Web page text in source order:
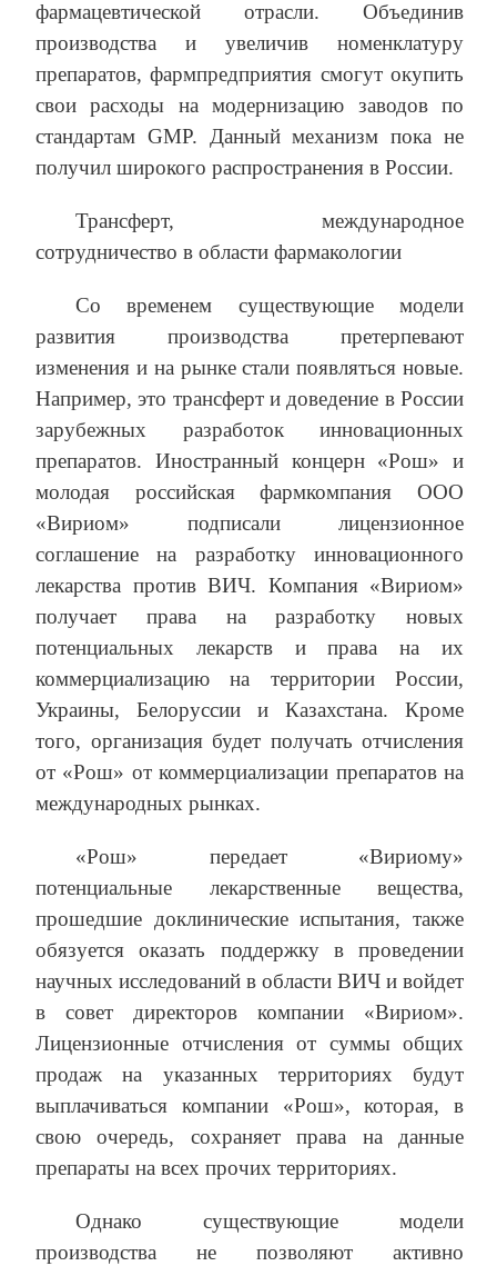
фармацевтической отрасли. Объединив
производства и увеличив номенклатуру
препаратов, фармпредприятия смогут окупить
свои расходы на модернизацию заводов по
стандартам GMP. Данный механизм пока не
получил широкого распространения в России.
Трансферт, международное
сотрудничество в области фармакологии
Со временем существующие модели
развития производства претерпевают
изменения и на рынке стали появляться новые.
Например, это трансферт и доведение в России
зарубежных разработок инновационных
препаратов. Иностранный концерн «Рош» и
молодая российская фармкомпания ООО
«Вириом» подписали лицензионное
соглашение на разработку инновационного
лекарства против ВИЧ. Компания «Вириом»
получает права на разработку новых
потенциальных лекарств и права на их
коммерциализацию на территории России,
Украины, Белоруссии и Казахстана. Кроме
того, организация будет получать отчисления
от «Рош» от коммерциализации препаратов на
международных рынках.
«Рош» передает «Вириому»
потенциальные лекарственные вещества,
прошедшие доклинические испытания, также
обязуется оказать поддержку в проведении
научных исследований в области ВИЧ и войдет
в совет директоров компании «Вириом».
Лицензионные отчисления от суммы общих
продаж на указанных территориях будут
выплачиваться компании «Рош», которая, в
свою очередь, сохраняет права на данные
препараты на всех прочих территориях.
Однако существующие модели
производства не позволяют активно